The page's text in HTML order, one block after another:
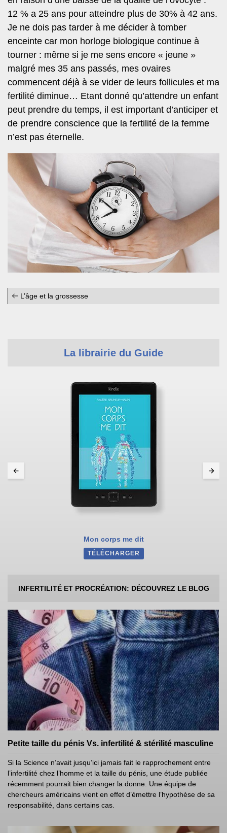
12 % a 25 ans pour atteindre plus de 30% à 42 ans.
Je ne dois pas tarder à me décider à tomber
enceinte car mon horloge biologique continue à
tourner : même si je me sens encore « jeune »
malgré mes 35 ans passés, mes ovaires
commencent déjà à se vider de leurs follicules et ma
fertilité diminue… Etant donné qu’attendre un enfant
peut prendre du temps, il est important d’anticiper et
de prendre conscience que la fertilité de la femme
n’est pas éternelle.
L’âge et la grossesse
La librairie du Guide
Mon corps me dit
TÉLÉCHARGER
INFERTILITÉ ET PROCRÉATION: DÉCOUVREZ LE BLOG
Petite taille du pénis Vs. infertilité & stérilité masculine
Si la Science n’avait jusqu’ici jamais fait le rapprochement entre
l’infertilité chez l’homme et la taille du pénis, une étude publiée
récemment pourrait bien changer la donne. Une équipe de
chercheurs américains vient en effet d’émettre l’hypothèse de sa
responsabilité, dans certains cas.